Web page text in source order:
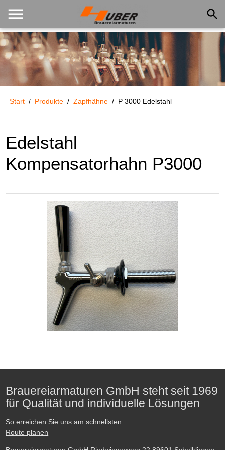
search
menu
Start / Produkte / Zapfhähne / P 3000 Edelstahl
Edelstahl
Kompensatorhahn P3000
Brauereiarmaturen GmbH steht seit 1969
für Qualität und individuelle Lösungen
So erreichen Sie uns am schnellsten:
Route planen